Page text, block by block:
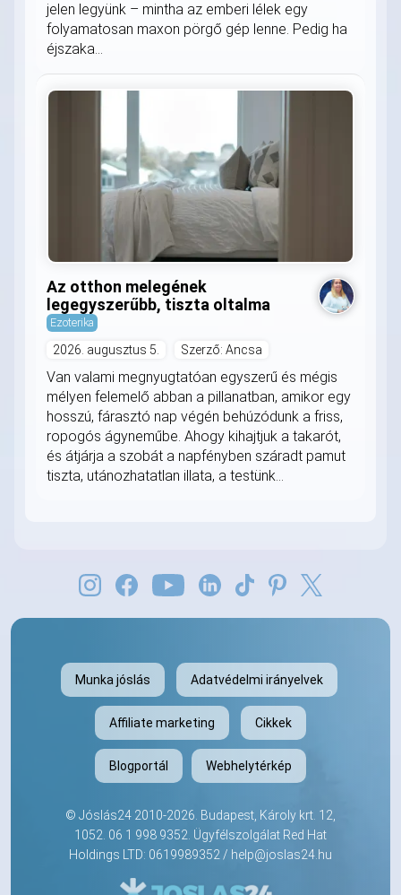
jelen legyünk – mintha az emberi lélek egy
folyamatosan maxon pörgő gép lenne. Pedig ha
éjszaka...
Az otthon melegének
legegyszerűbb, tiszta oltalma
Ezoterika
2026. augusztus 5. Szerző: Ancsa
Van valami megnyugtatóan egyszerű és mégis
mélyen felemelő abban a pillanatban, amikor egy
hosszú, fárasztó nap végén behúzódunk a friss,
ropogós ágyneműbe. Ahogy kihajtjuk a takarót,
és átjárja a szobát a napfényben száradt pamut
tiszta, utánozhatatlan illata, a testünk...
Munka jóslás Adatvédelmi irányelvek
Affiliate marketing Cikkek
Blogportál Webhelytérkép
© Jóslás24 2010-2026. Budapest, Károly krt. 12,
1052. 06 1 998 9352. Ügyfélszolgálat Red Hat
Holdings LTD: 0619989352 / help@joslas24.hu